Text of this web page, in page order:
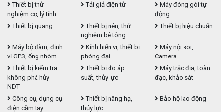
Thiết bị thử
nghiệm cơ, lý tính
Tải giả điện tử
Máy đóng gói tự
động
Thiết bị quang
Thiết bị nén, thử
nghiệm bê tông
Thiết bị hiệu chuẩn
Máy bộ đàm, định
vị GPS, ống nhòm
Kính hiển vi, thiết bị
phóng đại
Máy nội soi,
Camera
Thiết bị kiểm tra
không phá hủy -
NDT
Thiết bị đo áp
suất, thủy lực
Máy trắc địa, toàn
đạc, khảo sát
Công cụ, dụng cụ
điện cầm tay
Thiết bị nâng hạ,
thủy lực
Bảo hộ lao động